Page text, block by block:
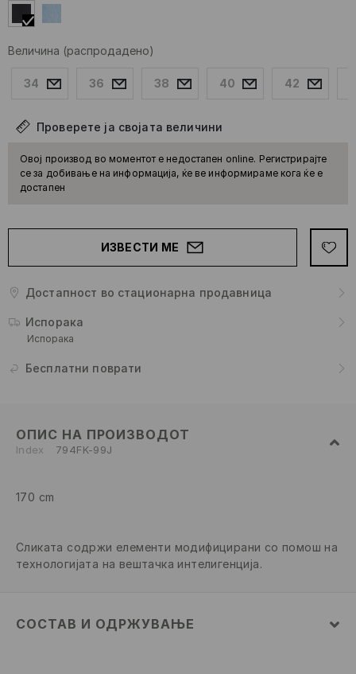
Величина (распродадено)
34 36 38 40 42
Проверете ја својата величини
Овој производ во моментот е недостапен online. Регистрирајте
се за добивање на информација, ќе ве информираме кога ќе е
достапен
ИЗВЕСТИ МЕ
Достапност во стационарна продавница
Испорака
Испорака
Бесплатни поврати
ОПИС НА ПРОИЗВОДОТ
Index 794FK-99J
170 cm
Сликата содржи елементи модифицирани со помош на
технологијата на вештачка интелигенција.
СОСТАВ И ОДРЖУВАЊЕ